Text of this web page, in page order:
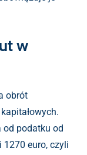
w
obrót
od podatku od
euro, czyli